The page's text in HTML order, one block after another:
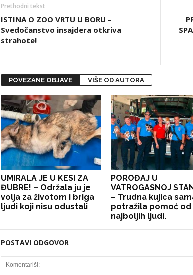
Prethodni tekst
ISTINA O ZOO VRTU U BORU –
Svedočanstvo insajdera otkriva
strahote!
POVEZANE OBJAVE VIŠE OD AUTORA
UMIRALA JE U KESI ZA
ĐUBRE! – Održala ju je
volja za životom i briga
ljudi koji nisu odustali
POROĐAJ U
VATROGASNOJ
– Trudna kujica
potražila pomoć od
najboljih ljudi.
POSTAVI ODGOVOR